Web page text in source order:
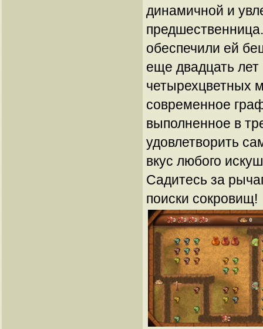
динамичной и
обеспечили ей
еще двадцать
четырехцветных
современное
выполненное в
удовлетворить
вкус любого
Садитесь за
поиски сокровищ!